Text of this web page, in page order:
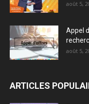
août 5,
Appel
août 5,
ARTICLES